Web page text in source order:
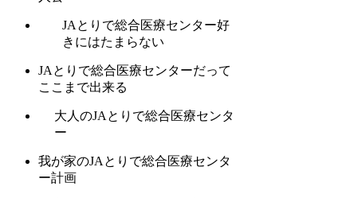
JAとりで総合医療センター好
きにはたまらない
JAとりで総合医療センターだって
ここまで出来る
大人のJAとりで総合医療センタ
ー
我が家のJAとりで総合医療センタ
ー計画